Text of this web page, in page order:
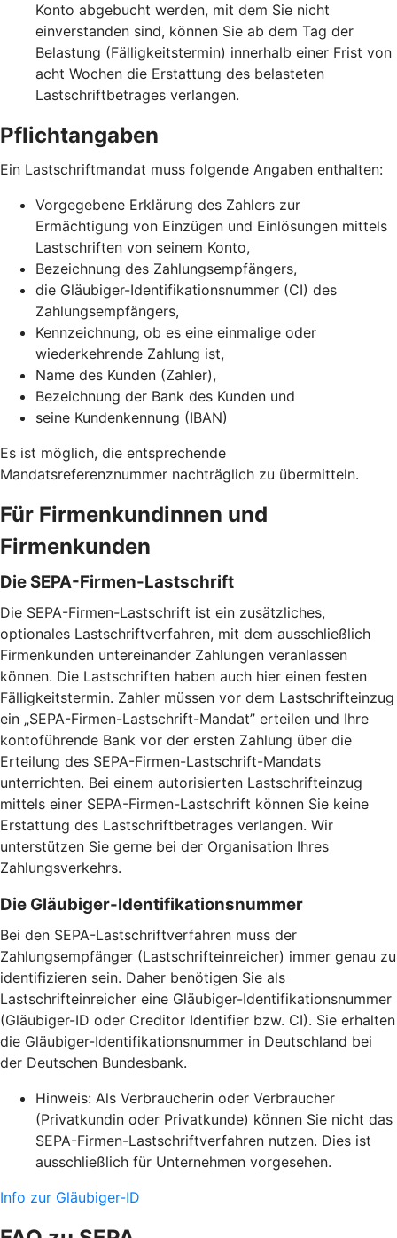
Konto abgebucht werden, mit dem Sie nicht
einverstanden sind, können Sie ab dem Tag der
Belastung (Fälligkeitstermin) innerhalb einer Frist von
acht Wochen die Erstattung des belasteten
Lastschriftbetrages verlangen.
Pflichtangaben
Ein Lastschriftmandat muss folgende Angaben enthalten:
Vorgegebene Erklärung des Zahlers zur
Ermächtigung von Einzügen und Einlösungen mittels
Lastschriften von seinem Konto,
Bezeichnung des Zahlungsempfängers,
die Gläubiger-Identifikationsnummer (CI) des
Zahlungsempfängers,
Kennzeichnung, ob es eine einmalige oder
wiederkehrende Zahlung ist,
Name des Kunden (Zahler),
Bezeichnung der Bank des Kunden und
seine Kundenkennung (IBAN)
Es ist möglich, die entsprechende
Mandatsreferenznummer nachträglich zu übermitteln.
Für Firmenkundinnen und
Firmenkunden
Die SEPA-Firmen-Lastschrift
Die SEPA-Firmen-Lastschrift ist ein zusätzliches,
optionales Lastschriftverfahren, mit dem ausschließlich
Firmenkunden untereinander Zahlungen veranlassen
können. Die Lastschriften haben auch hier einen festen
Fälligkeitstermin. Zahler müssen vor dem Lastschrifteinzug
ein „SEPA-Firmen-Lastschrift-Mandat” erteilen und Ihre
kontoführende Bank vor der ersten Zahlung über die
Erteilung des SEPA-Firmen-Lastschrift-Mandats
unterrichten. Bei einem autorisierten Lastschrifteinzug
mittels einer SEPA-Firmen-Lastschrift können Sie keine
Erstattung des Lastschriftbetrages verlangen. Wir
unterstützen Sie gerne bei der Organisation Ihres
Zahlungsverkehrs.
Die Gläubiger-Identifikationsnummer
Bei den SEPA-Lastschriftverfahren muss der
Zahlungsempfänger (Lastschrifteinreicher) immer genau zu
identifizieren sein. Daher benötigen Sie als
Lastschrifteinreicher eine Gläubiger-Identifikationsnummer
(Gläubiger-ID oder Creditor Identifier bzw. CI). Sie erhalten
die Gläubiger-Identifikationsnummer in Deutschland bei
der Deutschen Bundesbank.
Hinweis: Als Verbraucherin oder Verbraucher
(Privatkundin oder Privatkunde) können Sie nicht das
SEPA-Firmen-Lastschriftverfahren nutzen. Dies ist
ausschließlich für Unternehmen vorgesehen.
Info zur Gläubiger-ID